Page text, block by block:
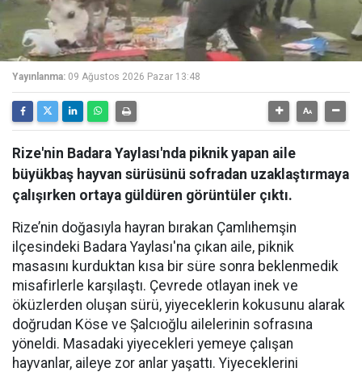
Yayınlanma: 09 Ağustos 2026 Pazar 13:48
Rize'nin Badara Yaylası'nda piknik yapan aile
büyükbaş hayvan sürüsünü sofradan uzaklaştırmaya
çalışırken ortaya güldüren görüntüler çıktı.
Rize’nin doğasıyla hayran bırakan Çamlıhemşin
ilçesindeki Badara Yaylası'na çıkan aile, piknik
masasını kurduktan kısa bir süre sonra beklenmedik
misafirlerle karşılaştı. Çevrede otlayan inek ve
öküzlerden oluşan sürü, yiyeceklerin kokusunu alarak
doğrudan Köse ve Şalcıoğlu ailelerinin sofrasına
yöneldi. Masadaki yiyecekleri yemeye çalışan
hayvanlar, aileye zor anlar yaşattı. Yiyeceklerini